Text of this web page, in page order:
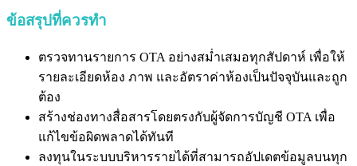
ข้อสรุปที่ควรทำ
ตรวจทานรายการ OTA อย่างสม่ำเสมอทุกสัปดาห์ เพื่อให้
รายละเอียดห้อง ภาพ และอัตราค่าห้องเป็นปัจจุบันและถูก
ต้อง
สร้างช่องทางสื่อสารโดยตรงกับผู้จัดการบัญชี OTA เพื่อ
แก้ไขข้อผิดพลาดได้ทันที
ลงทุนในระบบบริหารรายได้ที่สามารถอัปเดตข้อมูลบนทุก